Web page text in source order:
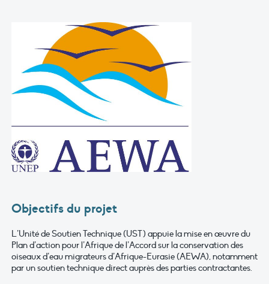
Objectifs du projet
L’Unité de Soutien Technique (UST) appuie la mise en œuvre du
Plan d’action pour l’Afrique de l’Accord sur la conservation des
oiseaux d’eau migrateurs d’Afrique-Eurasie (AEWA), notamment
par un soutien technique direct auprès des parties contractantes.